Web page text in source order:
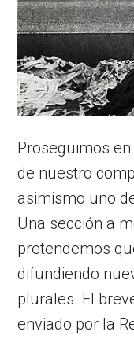
Proseguimos
de nuestro
asimismo uno
Una sección a
pretendemos
difundiendo
plurales. El
enviado por la